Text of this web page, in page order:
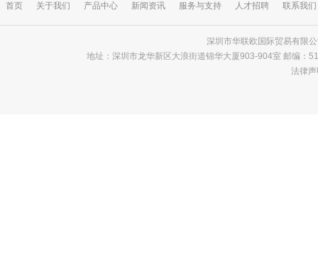
首页 关于我们 产品中心 新闻资讯 服务与支持 人才招聘 联系我们
深圳市华联欧国际贸易有限
地址：深圳市龙华新区大浪街道锦华大厦903-904室 邮编
法律